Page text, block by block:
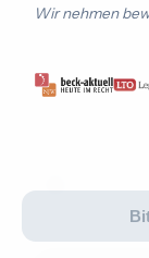
Wir nehmen
✓